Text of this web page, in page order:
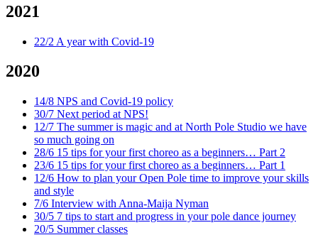
2021
22/2 A year with Covid-19
2020
14/8 NPS and Covid-19 policy
30/7 Next period at NPS!
12/7 The summer is magic and at North Pole Studio we have
so much going on
28/6 15 tips for your first choreo as a beginners… Part 2
23/6 15 tips for your first choreo as a beginners… Part 1
12/6 How to plan your Open Pole time to improve your skills
and style
7/6 Interview with Anna-Maija Nyman
30/5 7 tips to start and progress in your pole dance journey
20/5 Summer classes